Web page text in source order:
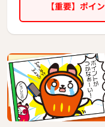
【重要】ポイ